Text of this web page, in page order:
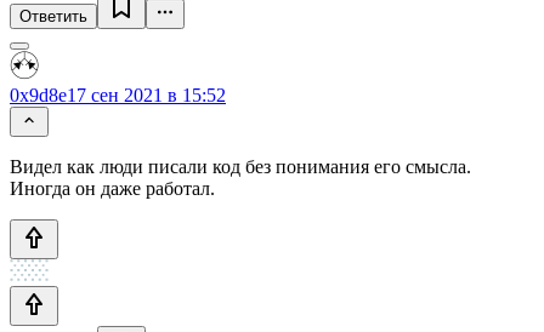
Ответить
0x9d8e17 сен 2021 в 15:52
Видел как люди писали код без понимания его смысла.
Иногда он даже работал.